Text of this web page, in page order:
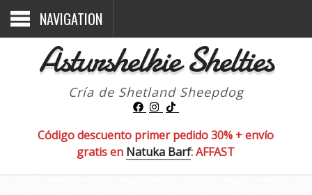
NAVIGATION
Asturshelkie Shelties
Cría de Shetland Sheepdog
Código descuento primer pedido 30% + envío
gratis en Natuka Barf: AFFAST